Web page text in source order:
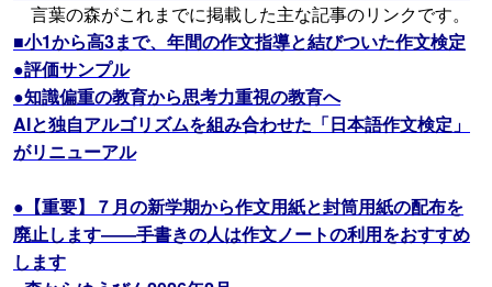
言葉の森がこれまでに掲載した主な記事のリンクです。
■小1から高3まで、年間の作文指導と結びついた作文検定
●評価サンプル
●知識偏重の教育から思考力重視の教育へ
AIと独自アルゴリズムを組み合わせた「日本語作文検定」
がリニューアル
●【重要】７月の新学期から作文用紙と封筒用紙の配布を
廃止します――手書きの人は作文ノートの利用をおすすめ
します